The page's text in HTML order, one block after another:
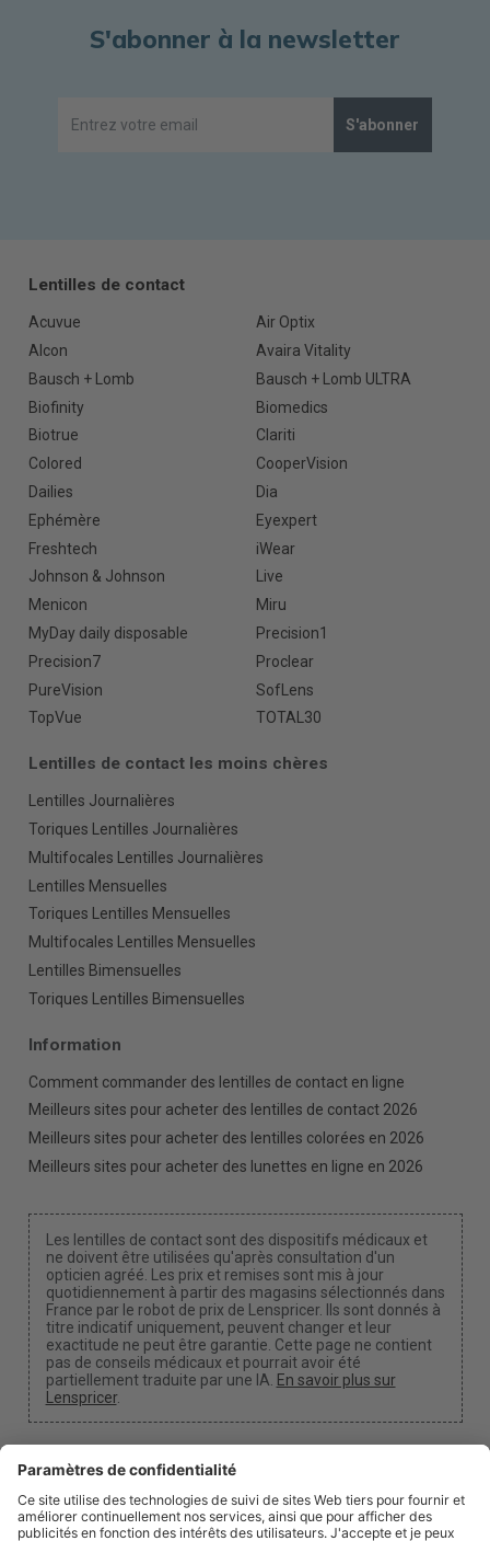
S'abonner à la newsletter
S'abonner
Lentilles de contact
Acuvue
Air Optix
Alcon
Avaira Vitality
Bausch + Lomb
Bausch + Lomb ULTRA
Biofinity
Biomedics
Biotrue
Clariti
Colored
CooperVision
Dailies
Dia
Ephémère
Eyexpert
Freshtech
iWear
Johnson & Johnson
Live
Menicon
Miru
MyDay daily disposable
Precision1
Precision7
Proclear
PureVision
SofLens
TopVue
TOTAL30
Lentilles de contact les moins chères
Lentilles Journalières
Toriques Lentilles Journalières
Multifocales Lentilles Journalières
Lentilles Mensuelles
Toriques Lentilles Mensuelles
Multifocales Lentilles Mensuelles
Lentilles Bimensuelles
Toriques Lentilles Bimensuelles
Information
Comment commander des lentilles de contact en ligne
Meilleurs sites pour acheter des lentilles de contact 2026
Meilleurs sites pour acheter des lentilles colorées en 2026
Meilleurs sites pour acheter des lunettes en ligne en 2026
Les lentilles de contact sont des dispositifs médicaux et
ne doivent être utilisées qu'après consultation d'un
opticien agréé. Les prix et remises sont mis à jour
quotidiennement à partir des magasins sélectionnés dans
France par le robot de prix de Lenspricer. Ils sont donnés à
titre indicatif uniquement, peuvent changer et leur
exactitude ne peut être garantie. Cette page ne contient
pas de conseils médicaux et pourrait avoir été
partiellement traduite par une IA. En savoir plus sur
Lenspricer.
Paramètres des cookies